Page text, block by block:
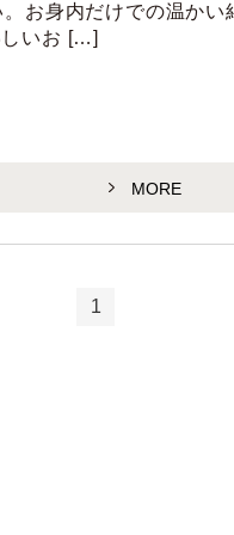
お身内だけでの温かい
しいお […]
MORE
1